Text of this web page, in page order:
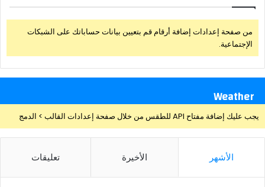
من صفحة إعدادات إضافة أرقام قم بتعيين بيانات حساباتك على الشبكات
الإجتماعية.
Weather
يجب عليك إضافة مفتاح API للطقس من خلال صفحة إعدادات القالب > الدمج
الأشهر الأخيرة تعليقات